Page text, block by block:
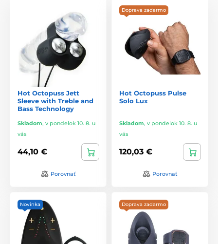
kombinujú inováciu, kvalitu a štýl, aby priniesli jedinečné a
nezabudnuteľné intímne zážitky.
Hot Octopuss Jett
Sleeve with Treble and
Bass Technology
Skladom, v pondelok 10. 8. u
vás
44,10 €
Porovnať
Doprava zadarmo
Hot Octopuss Pulse
Solo Lux
Skladom, v pondelok 10. 8. u
vás
120,03 €
Porovnať
Novinka Doprava zadarmo